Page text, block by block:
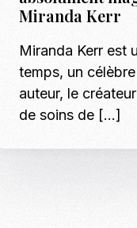
Shotify
Model Search
Modeles &
shooting et régie
Les
Miranda Kerr
Miranda Kerr est
temps, un
auteur, le
de soins de […]